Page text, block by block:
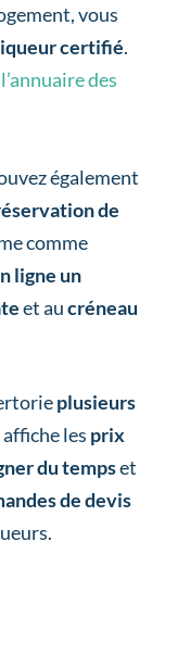
vous
certifié.
l’annuaire des
également
de
comme
ligne un
et aucréneau
plusieurs
affiche les prix
du tempset
de devis